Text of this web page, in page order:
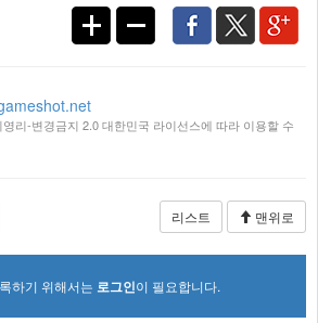
리-변경금지 2.0 대한민국 라이선스에 따라 이용할 수
리스트 맨위로
하기 위해서는 로그인이 필요합니다.